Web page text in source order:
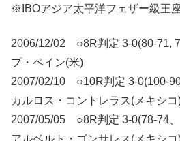
※IBOアジア太平洋フェザー級王
2006/12/02 ○8R判定 3-0(80-71,
プ・ペイン(米)
2007/02/10 ○10R判定 3-0(100-
カルロス・コントレラス(メキシコ
2007/05/05 ○8R判定 3-0(78-74
アルベルト・ゴンサレス(メキシコ